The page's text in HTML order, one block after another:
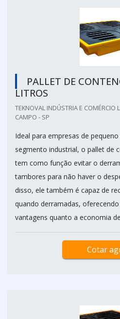
PALLET DE
LITROS
TEKNOVAL INDÚSTRIA E COMÉRCIO
CAMPO - SP
Ideal para empresas de
segmento industrial, o pallet de
tem como função evitar o
tambores para não haver o
disso, ele também é capaz de
quando derramadas,
vantagens quanto a economia
Cotar